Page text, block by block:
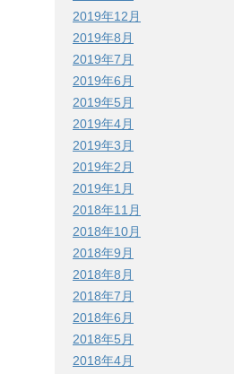
2019年12月
2019年8月
2019年7月
2019年6月
2019年5月
2019年4月
2019年3月
2019年2月
2019年1月
2018年11月
2018年10月
2018年9月
2018年8月
2018年7月
2018年6月
2018年5月
2018年4月